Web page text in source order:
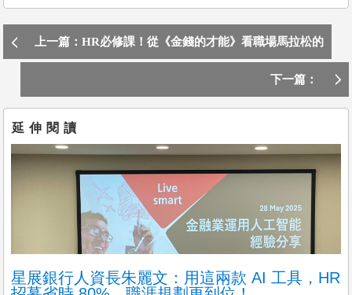
高雄-遠洋漁業-人資經理/KTP1748
不拘，8年以上，高雄市前鎮區
2. 協助建立績效管理制度
3. 規劃
【人資】人力資源主管 台灣保來得股份有限公司
不拘，5年以上，苗栗縣竹南鎮
【邀請對人資具有熱忱之工作夥伴加入！】
1. 擬定人力資源政策，
上一篇：HR必修課！從《金錢的才能》看職場馬拉松的
下一篇：
Google/Shopee/Synology/AICS/MixerBox/Canonical 等
延伸閱讀
星展銀行人資長朱麗文：用這兩款 AI 工具，HR